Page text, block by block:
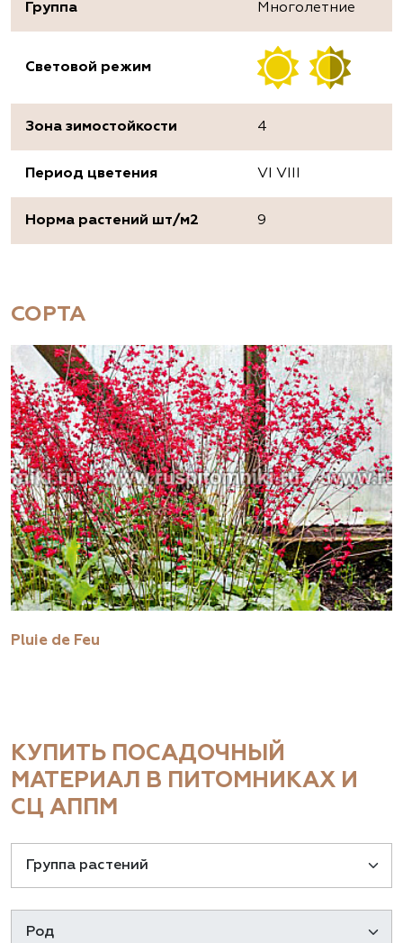
Группа Многолетние
Световой режим
Зона зимостойкости 4
Период цветения VI VIII
Норма растений шт/м2 9
СОРТА
Pluie de Feu
КУПИТЬ ПОСАДОЧНЫЙ
МАТЕРИАЛ В ПИТОМНИКАХ И
СЦ АППМ